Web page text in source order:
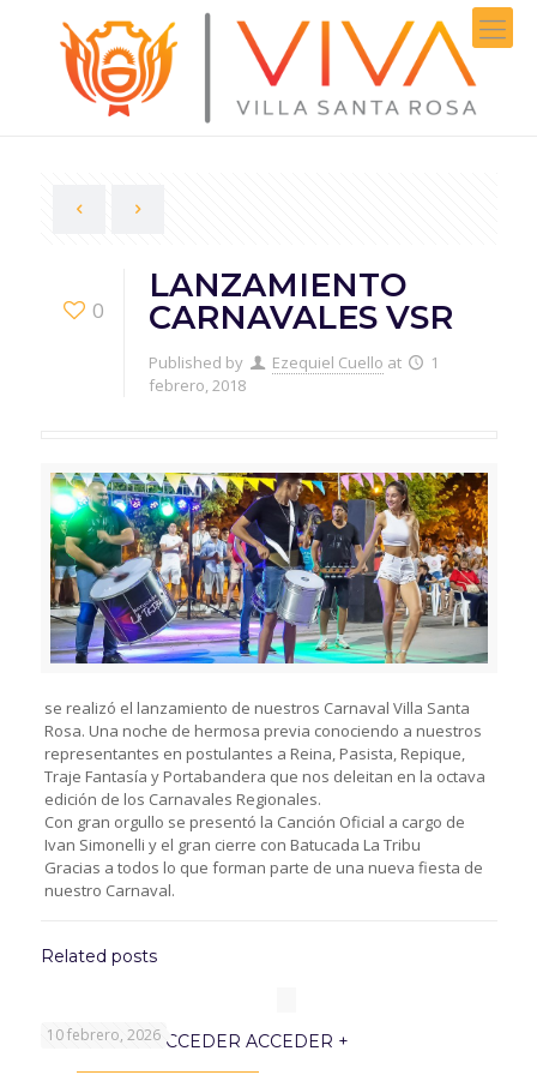
0
LANZAMIENTO
CARNAVALES VSR
Published by Ezequiel Cuello at
1
febrero, 2018
se realizó el lanzamiento de nuestros Carnaval Villa Santa
Rosa. Una noche de hermosa previa conociendo a nuestros
representantes en postulantes a Reina, Pasista, Repique,
Traje Fantasía y Portabandera que nos deleitan en la octava
edición de los Carnavales Regionales.
Con gran orgullo se presentó la Canción Oficial a cargo de
Ivan Simonelli y el gran cierre con Batucada La Tribu
Gracias a todos lo que forman parte de una nueva fiesta de
nuestro Carnaval.
Related posts
10 febrero, 2026
PROGRAMA ACCEDER ACCEDER +